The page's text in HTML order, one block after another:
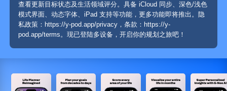
查看更新目标状态及生活领域评分。具备 iCloud 同步、深色/浅色
模式界面、动态字体、iPad 支持等功能，更多功能即将推出。隐
私政策：https://y-pod.app/privacy，条款：https://y-
pod.app/terms。现已登陆多设备，开启你的规划之旅吧！